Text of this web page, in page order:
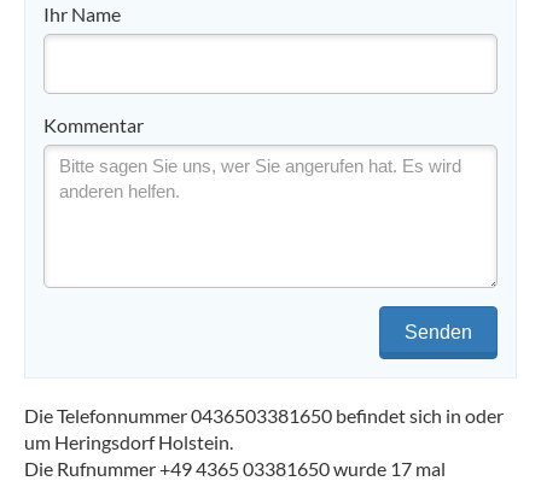
Ihr Name
Kommentar
Senden
Die Telefonnummer 0436503381650 befindet sich in oder
um Heringsdorf Holstein.
Die Rufnummer +49 4365 03381650 wurde 17 mal